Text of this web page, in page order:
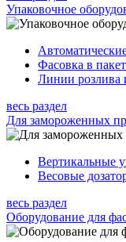
Упаковочное
Фасовка в
Линии розлива
весь раздел
Для замороженных
Вертикальные
Весовые
весь раздел
Оборудование для